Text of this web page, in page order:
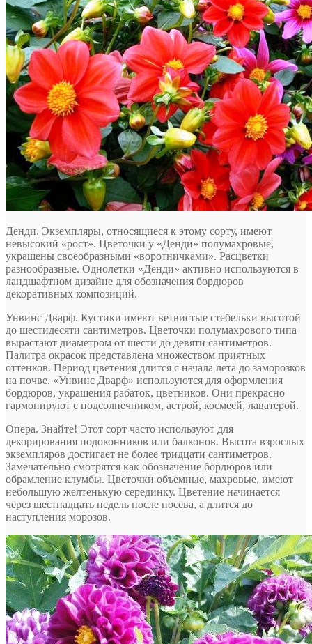
Денди. Экземпляры, относящиеся к этому сорту, имеют
невысокий «рост». Цветочки у «Денди» полумахровые,
украшены своеобразными «воротничками». Расцветки
разнообразные. Однолетки «Денди» активно используются в
ландшафтном дизайне для обозначения бордюров
декоративных композиций.
Унвинс Дварф. Кустики имеют ветвистые стебельки высотой
до шестидесяти сантиметров. Цветочки полумахрового типа
вырастают диаметром от шести до девяти сантиметров.
Палитра окрасок представлена множеством приятных
оттенков. Период цветения длится с начала лета до заморозков
на почве. «Унвинс Дварф» используются для оформления
бордюров, украшения рабаток, цветников. Они прекрасно
гармонируют с подсолнечником, астрой, космеей, лаватерой.
Опера. Знайте! Этот сорт часто используют для
декорирования подоконников или балконов. Высота взрослых
экземпляров достигает не более тридцати сантиметров.
Замечательно смотрятся как обозначение бордюров или
обрамление клумбы. Цветочки объемные, махровые, имеют
небольшую желтенькую серединку. Цветение начинается
через шестнадцать недель после посева, а длится до
наступления морозов.